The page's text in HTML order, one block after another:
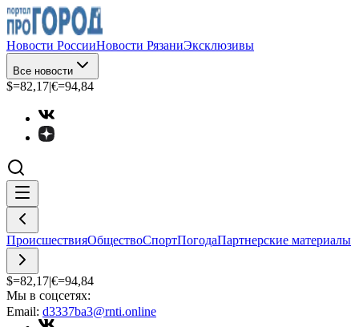
Новости РоссииНовости РязаниЭксклюзивы
Все новости
$=82,17|€=94,84
ПроисшествияОбществоСпортПогодаПартнерские материалы
$=82,17|€=94,84
Мы в соцсетях:
Email: d3337ba3@rnti.online